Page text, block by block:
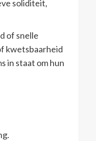
soliditeit,
of snelle
kwetsbaarheid
in staat om hun